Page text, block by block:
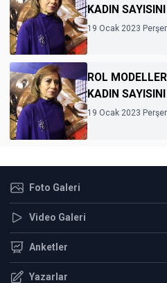
KADIN
19 Ocak 2023
ROL
KADIN
19 Ocak 2023
Foto Galeri
Video Galeri
Anketler
Yazarlar